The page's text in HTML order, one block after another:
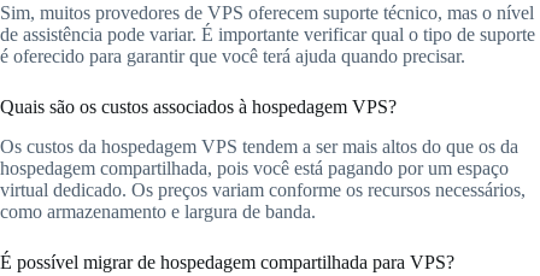
Sim, muitos provedores de VPS oferecem suporte técnico, mas o nível
de assistência pode variar. É importante verificar qual o tipo de suporte
é oferecido para garantir que você terá ajuda quando precisar.
Quais são os custos associados à hospedagem VPS?
Os custos da hospedagem VPS tendem a ser mais altos do que os da
hospedagem compartilhada, pois você está pagando por um espaço
virtual dedicado. Os preços variam conforme os recursos necessários,
como armazenamento e largura de banda.
É possível migrar de hospedagem compartilhada para VPS?